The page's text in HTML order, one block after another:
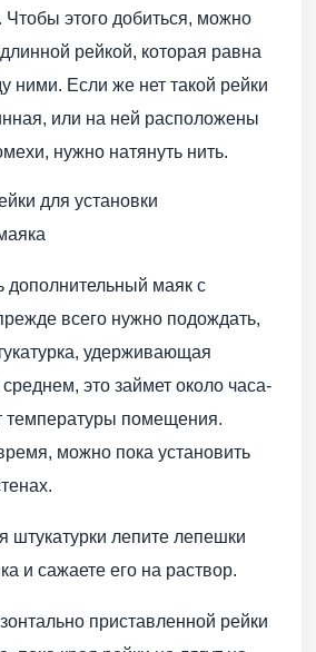
Чтобы этого добиться, можно
рейкой, которая равна
ними. Если же нет такой рейки
или на ней расположены
нужно натянуть нить.
для установки
дополнительный маяк с
всего нужно подождать,
удерживающая
это займет около часа-
температуры помещения.
можно пока установить
штукатурки лепите лепешки
и сажаете его на раствор.
приставленной рейки